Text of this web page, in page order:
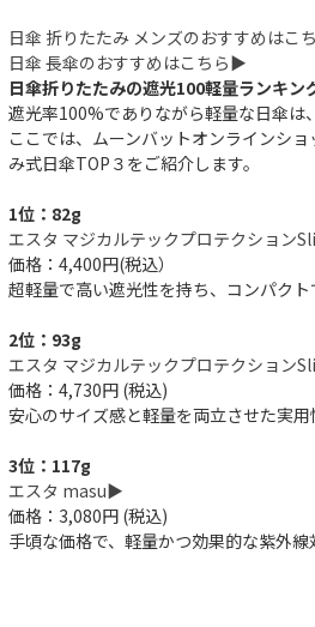
日傘 折りたたみ メンズのおすすめはこ
日傘 長傘のおすすめはこちら▶︎
日傘折りたたみの遮光100軽量ランキン
遮光率100%でありながら軽量な日傘は
ここでは、ムーンバットオンラインシ
み式日傘TOP３をご紹介します。
1位：82g
エスタ マジカルテックプロテクション
価格：4,400円(税込）
超軽量で高い遮光性を持ち、コンパクト
2位：93g
エスタ マジカルテックプロテクション
価格：4,730円 (税込)
安心のサイズ感と軽量を両立させた実用
3位：117g
エスタ masu▶︎
価格：3,080円 (税込)
手頃な価格で、軽量かつ効果的な紫外線